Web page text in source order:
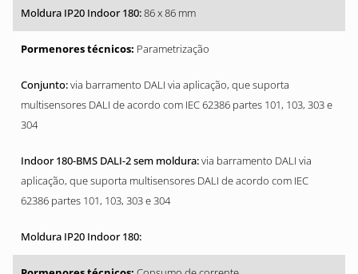
86 x 86 mm
Parametrização
via barramento DALI via aplicação, que suporta
multisensores DALI de acordo com IEC 62386 partes 101, 103, 303 e
304
via barramento DALI via
aplicação, que suporta multisensores DALI de acordo com IEC
62386 partes 101, 103, 303 e 304